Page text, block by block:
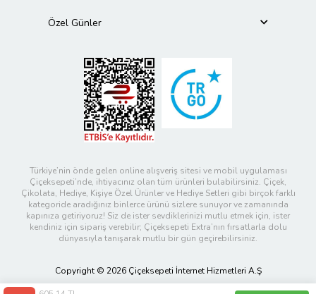
Özel Günler
Türkiye’nin önde gelen online alışveriş sitesi ve mobil uygulaması
Çiçeksepeti’nde, ihtiyacınız olan tüm ürünleri bulabilirsiniz. Çiçek,
Çikolata, Hediye, Kişiye Özel Ürünler ve Hediye Setleri gibi birçok farklı
kategoride aradığınız binlerce ürünü sizlere sunuyor ve zamanında
kapınıza getiriyoruz! Siz de ister sevdiklerinizi mutlu etmek için, ister
kendiniz için sipariş verebilir; Çiçeksepeti Extra’nın fırsatlarla dolu
dünyasıyla tanışarak mutlu bir gün geçirebilirsiniz.
Copyright © 2026 Çiçeksepeti İnternet Hizmetleri A.Ş